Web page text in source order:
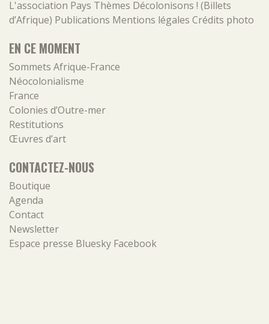
L'association Pays Thèmes Décolonisons ! (Billets
d’Afrique) Publications Mentions légales Crédits photo
EN CE MOMENT
Sommets Afrique-France
Néocolonialisme
France
Colonies d’Outre-mer
Restitutions
Œuvres d’art
CONTACTEZ-NOUS
Boutique
Agenda
Contact
Newsletter
Espace presse Bluesky Facebook